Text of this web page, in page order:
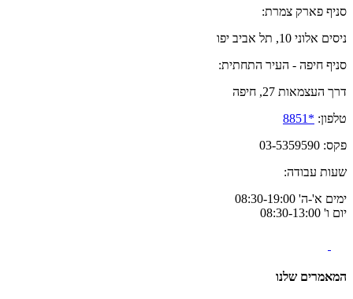
סניף פארק צמרת:
ניסים אלוני 10, תל אביב יפו
סניף חיפה - העיר התחתית:
דרך העצמאות 27, חיפה
טלפון: *8851
פקס: 03-5359590
שעות עבודה:
ימים א'-ה' 08:30-19:00
יום ו' 08:30-13:00
המאמרים שלנו